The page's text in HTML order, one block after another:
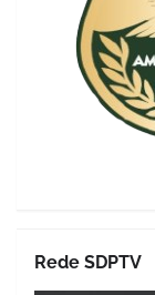
Rede SDPTV